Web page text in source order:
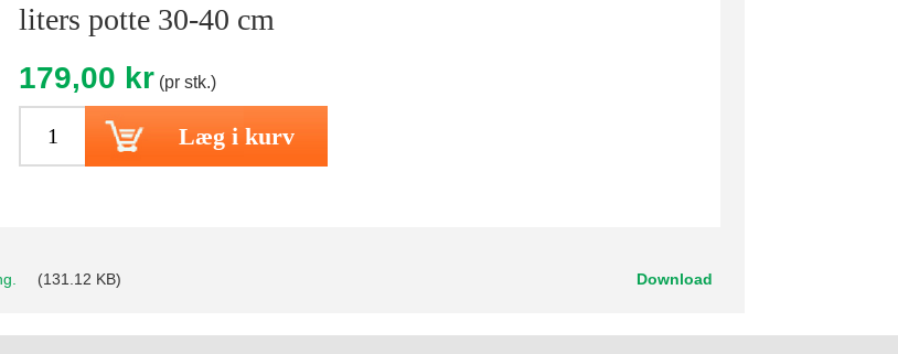
liters potte 30-40 cm
179,00 kr (pr stk.)
Læg i kurv
(131.12 KB) Download